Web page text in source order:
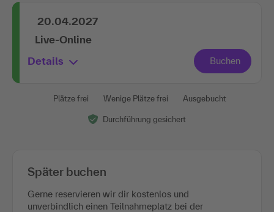
20.04.2027
Live-Online
Details
Plätze frei Wenige Plätze frei Ausgebucht
Durchführung gesichert
Später buchen
Gerne reservieren wir dir kostenlos und
unverbindlich einen Teilnahmeplatz bei der